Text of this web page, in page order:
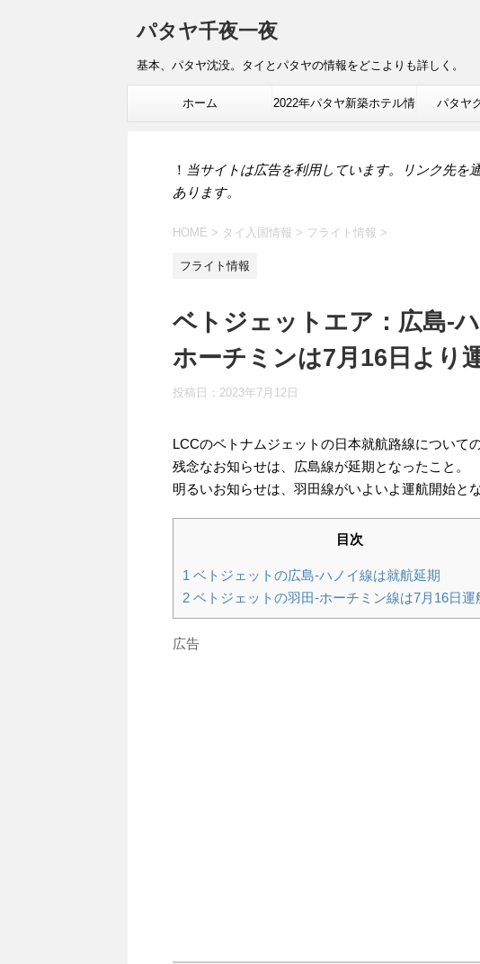
パタヤ千夜一夜
基本、パタヤ沈没。タイとパタヤの情報をどこよりも詳しく。
ホーム 2022年パタヤ新築ホテル情 パタヤ
！ 当サイトは広告を利用しています。リンク先を
あります。
HOME > タイ入国情報 > フライト情報 >
フライト情報
ベトジェットエア：広島-
ホーチミンは7月16日より
投稿日： 2023年7月12日
LCCのベトナムジェットの日本就航路線について
残念なお知らせは、広島線が延期となったこと。
明るいお知らせは、羽田線がいよいよ運航開始とな
目次
1 ベトジェットの広島-ハノイ線は就航延期
2 ベトジェットの羽田-ホーチミン線は7月16日運
広告